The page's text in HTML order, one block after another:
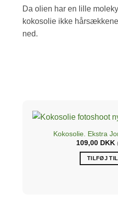
Da olien har en lille
kokosolie ikke
ned.
Kokosolie. Ekstra
109,00 DKK
TILFØJ